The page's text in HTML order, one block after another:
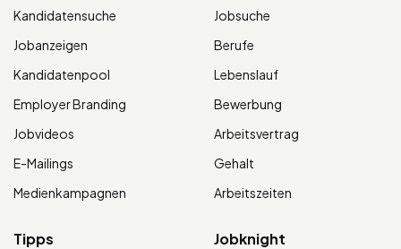
Kandidatensuche
Jobanzeigen
Kandidatenpool
Employer Branding
Jobvideos
E-Mailings
Medienkampagnen
Jobsuche
Berufe
Lebenslauf
Bewerbung
Arbeitsvertrag
Gehalt
Arbeitszeiten
Tipps Jobknight